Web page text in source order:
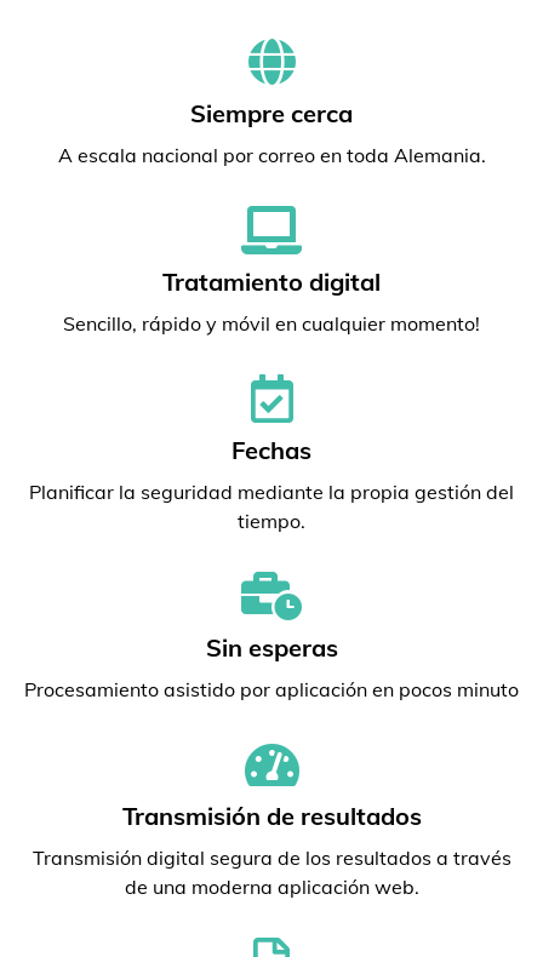
Siempre cerca
A escala nacional por correo en toda Alemania.
Tratamiento digital
Sencillo, rápido y móvil en cualquier momento!
Fechas
Planificar la seguridad mediante la propia gestión del
tiempo.
Sin esperas
Procesamiento asistido por aplicación en pocos minuto
Transmisión de resultados
Transmisión digital segura de los resultados a través
de una moderna aplicación web.